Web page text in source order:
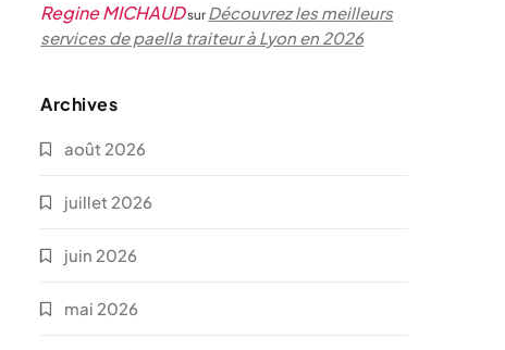
Regine MICHAUDsur Découvrez les meilleurs
services de paella traiteur à Lyon en 2026
Archives
août 2026
juillet 2026
juin 2026
mai 2026